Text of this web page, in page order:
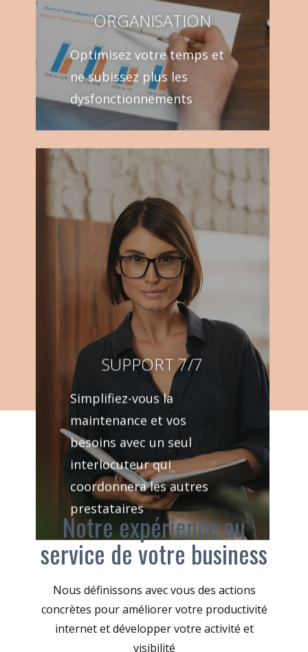
ORGANISATION
Optimisez votre temps et
ne subissez plus les
dysfonctionnements
SUPPORT 7/7
Simplifiez-vous la
maintenance et vos
besoins avec un seul
interlocuteur qui
coordonnera les autres
prestataires
Notre expérience au
service de votre business
Nous définissons avec vous des actions
concrètes pour améliorer votre productivité
internet et développer votre activité et
visibilité